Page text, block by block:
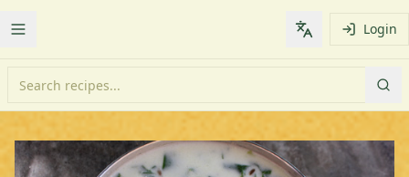
Toggle Menu Change Login